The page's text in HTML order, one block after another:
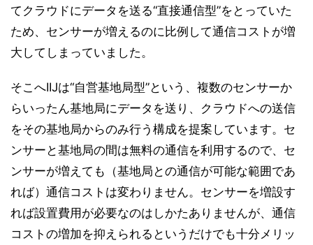
てクラウドにデータを送る“直接通信型”をとっていた
ため、センサーが増えるのに比例して通信コストが増
大してしまっていました。
そこへIIJは“自営基地局型”という、複数のセンサーか
らいったん基地局にデータを送り、クラウドへの送信
をその基地局からのみ行う構成を提案しています。セ
ンサーと基地局の間は無料の通信を利用するので、セ
ンサーが増えても（基地局との通信が可能な範囲であ
れば）通信コストは変わりません。センサーを増設す
れば設置費用が必要なのはしかたありませんが、通信
コストの増加を抑えられるというだけでも十分メリッ